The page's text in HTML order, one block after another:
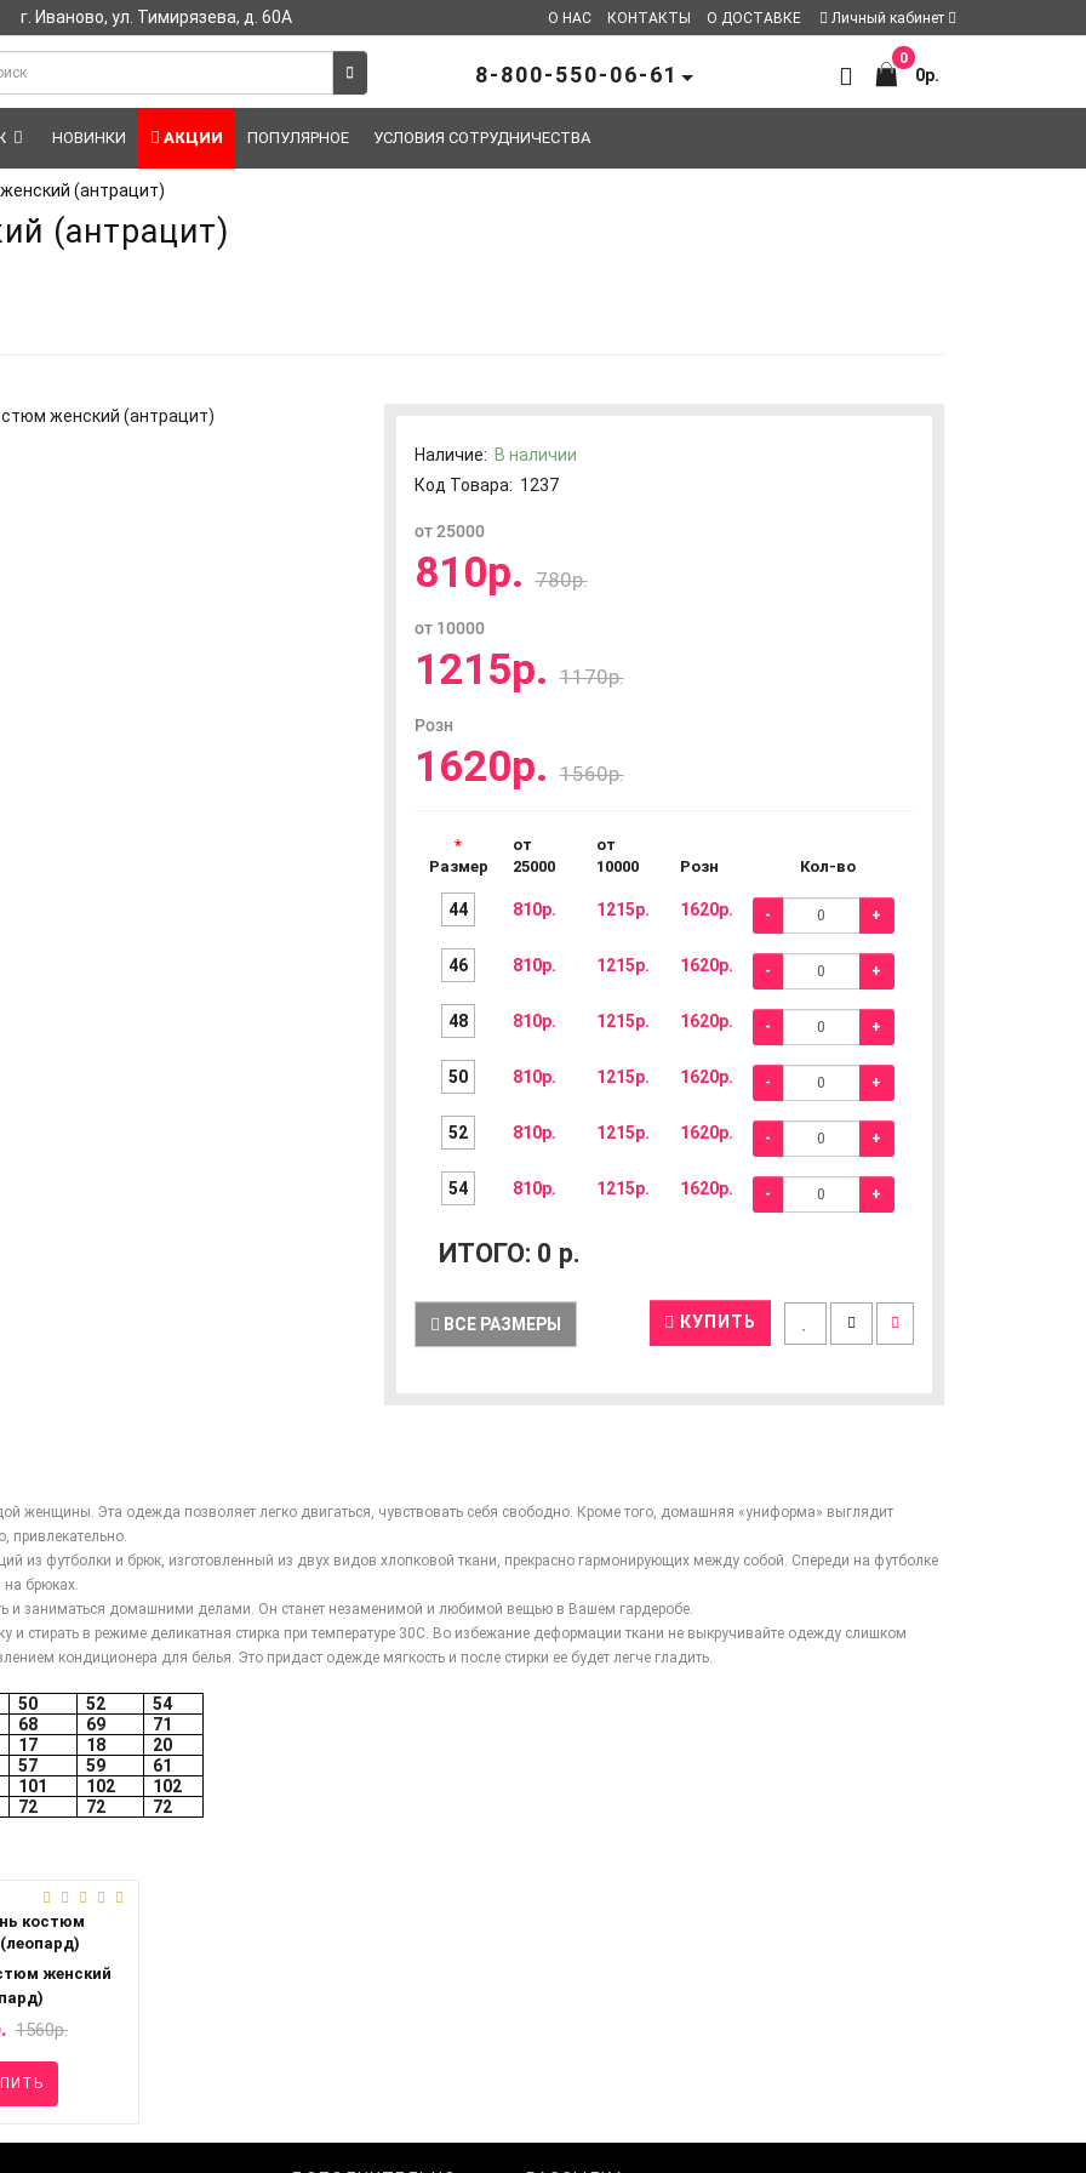
г. Иваново, ул. Тимирязева, д. 60А О НАС КОНТАКТЫ О ДОСТАВКЕ Личный кабинет
0
0р.
8-800-550-06-61
НОВИНКИ АКЦИИ ПОПУЛЯРНОЕ УСЛОВИЯ СОТРУДНИЧЕСТВА
(антрацит)
(антрацит)
Наличие: В наличии
Код Товара: 1237
от 25000
810р. 780р.
от 10000
1215р. 1170р.
Розн
1620р. 1560р.
Размер
от
25000
от
10000
Розн Кол-во
44 810р. 1215р. 1620р. - +
46 810р. 1215р. 1620р. - +
48 810р. 1215р. 1620р. - +
50 810р. 1215р. 1620р. - +
52 810р. 1215р. 1620р. - +
54 810р. 1215р. 1620р. - +
ИТОГО: 0 р.
ВСЕ РАЗМЕРЫ КУПИТЬ
Эта одежда позволяет легко двигаться, чувствовать себя свободно. Кроме того, домашняя «униформа» выглядит
привлекательно.
из футболки и брюк, изготовленный из двух видов хлопковой ткани, прекрасно гармонирующих между собой. Спереди на футболке
брюках.
и заниматься домашними делами. Он станет незаменимой и любимой вещью в Вашем гардеробе.
и стирать в режиме деликатная стирка при температуре 30С. Во избежание деформации ткани не выкручивайте одежду слишком
кондиционера для белья. Это придаст одежде мягкость и после стирки ее будет легче гладить.
50 52
54
68
69
71
17
18
20
57
59
61
101
102
102
72
72 72
женский
1560р.